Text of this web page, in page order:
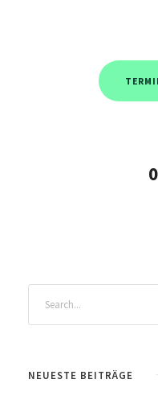
0
NEUESTE BEITRÄGE